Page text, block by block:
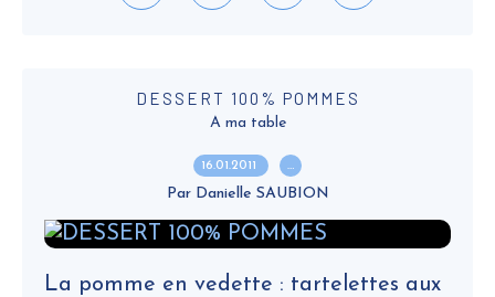
DESSERT 100% POMMES
A ma table
16.01.2011 …
Par Danielle SAUBION
La pomme en vedette : tartelettes aux